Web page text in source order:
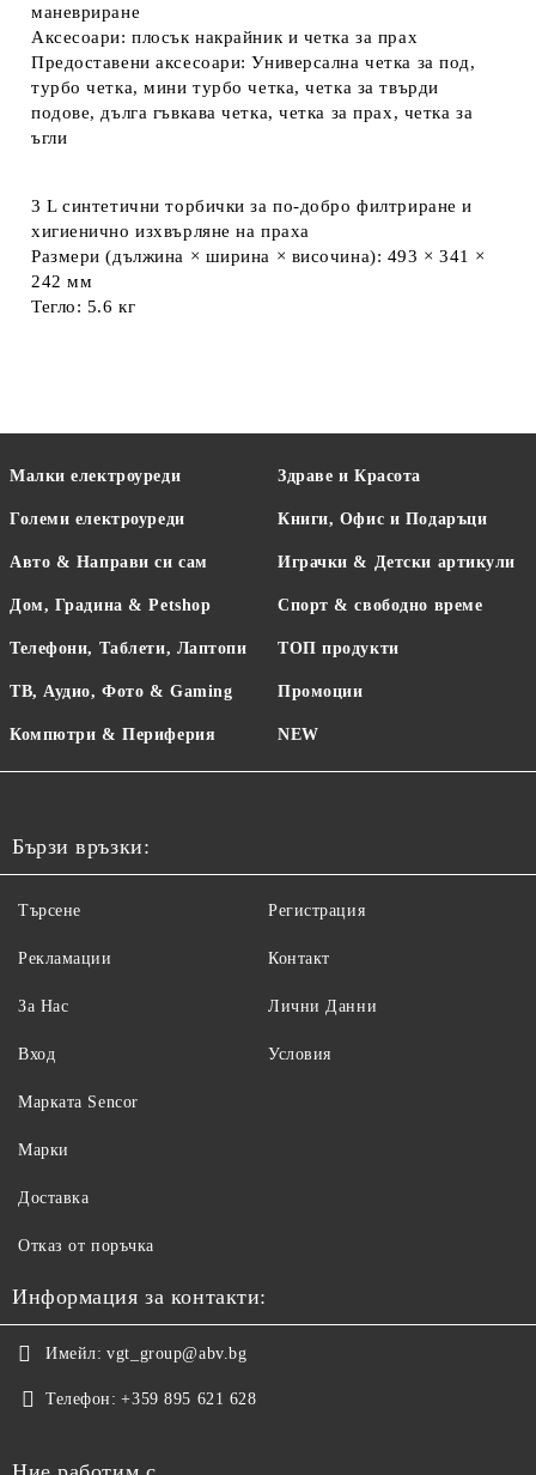
маневриране
Аксесоари: плосък накрайник и четка за прах
Предоставени аксесоари: Универсална четка за под,
турбо четка, мини турбо четка, четка за твърди
подове, дълга гъвкава четка, четка за прах, четка за
ъгли
3 L синтетични торбички за по-добро филтриране и
хигиенично изхвърляне на праха
Размери (дължина × ширина × височина): 493 × 341 ×
242 мм
Тегло: 5.6 кг
Малки електроуреди
Големи електроуреди
Авто & Направи си сам
Дом, Градина & Petshop
Телефони, Таблети, Лаптопи
ТВ, Аудио, Фото & Gaming
Компютри & Периферия
Здраве и Красота
Книги, Офис и Подаръци
Играчки & Детски артикули
Спорт & свободно време
ТОП продукти
Промоции
NEW
Бързи връзки:
Търсене
Рекламации
За Нас
Вход
Регистрация
Контакт
Лични Данни
Условия
Maрката Sencor
Марки
Доставка
Отказ от поръчка
Информация за контакти:
Имейл: vgt_group@abv.bg
Телефон: +359 895 621 628